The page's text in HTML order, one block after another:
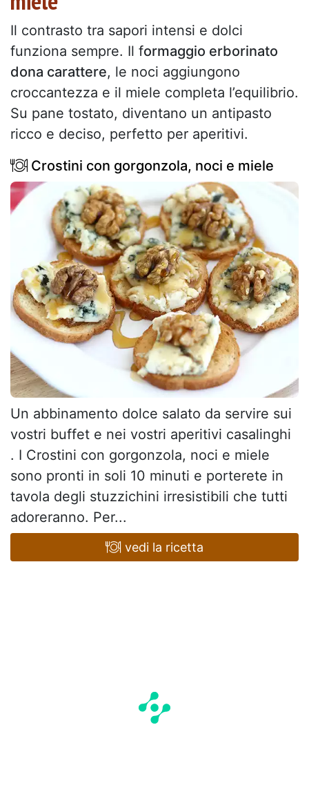
Il contrasto tra sapori intensi e dolci
funziona sempre. Il formaggio erborinato
dona carattere, le noci aggiungono
croccantezza e il miele completa l’equilibrio.
Su pane tostato, diventano un antipasto
ricco e deciso, perfetto per aperitivi.
Crostini con gorgonzola, noci e miele
Un abbinamento dolce salato da servire sui
vostri buffet e nei vostri aperitivi casalinghi
. I Crostini con gorgonzola, noci e miele
sono pronti in soli 10 minuti e porterete in
tavola degli stuzzichini irresistibili che tutti
adoreranno. Per...
vedi la ricetta